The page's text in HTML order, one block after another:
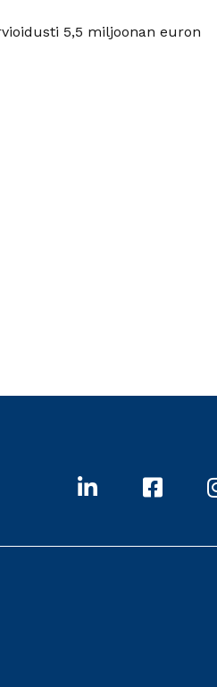
5,5 miljoonan euron